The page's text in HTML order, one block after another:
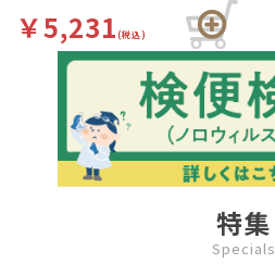
エクリプス（超耐摩耗、耐熱
性）フッ素樹脂コート。〈セ
ラミガード仕上げの特長〉シ
ルバーストーンコーティング
の隙間を極度に少なくし、油
やゴミ、空気の侵入を防ぎま
す。また、セラミック付着加
工により表面が硬く丈夫にな
り、ステンレスターナーなど
を使用してもキズが付きにく
いのが特徴です。
￥5,231(税込)
特集
Specials